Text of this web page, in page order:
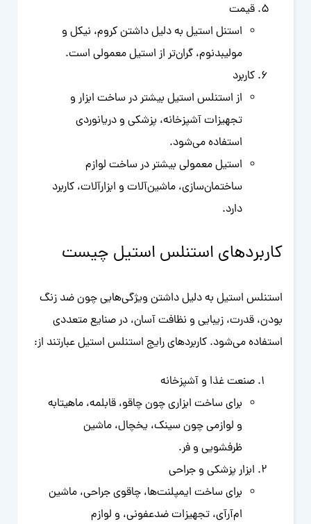
قیمت
استنل استیل به دلیل داشتن کروم، نیکل و
مولیبدنوم، گران‌تر از استیل معمولی است.
کاربرد
از استنلس استیل بیشتر در ساخت ابزار و
تجهیزات آشپزخانه، پزشکی و دریانوردی
استفاده می‌شود.
استیل معمولی بیشتر در ساخت لوازم
ساختمان‌سازی، ماشین‌آلات و ابزارآلات، کاربرد
دارد.
کاربردهای استنلس استیل چیست
استنلس استیل به دلیل داشتن ویژگی‌هایی چون ضد زنگ
بودن، قدرت، زیبایی و نظافت آسان، در صنایع متعددی
استفاده می‌شود. کاربردهای رایج استنلس استیل عبارتند از:
صنعت غذا و آشپزخانه
برای ساخت ابزاری چون چاقو، قابلمه، ماهیتابه
و لوازمی چون سینک، یخچال، ماشین
ظرفشویی و فر.
ابزار پزشکی و جراحی
برای ساخت ایمپلنت‌ها، چاقوی جراحی، ماشین
ام‌آر‌آی، تجهیزات ضدعفونی، و لوازم